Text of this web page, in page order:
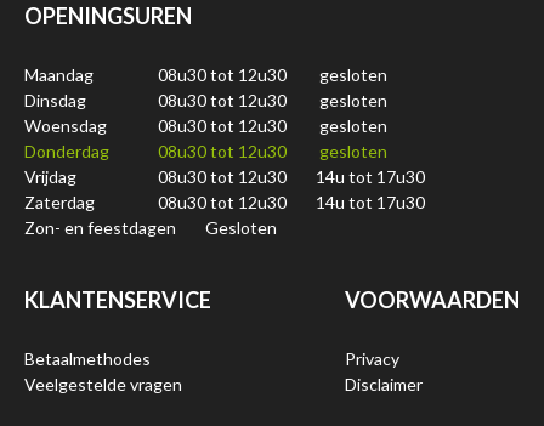
OPENINGSUREN
Maandag 08u30 tot 12u30
gesloten
Dinsdag
08u30 tot 12u30
gesloten
Woensdag
08u30 tot 12u30
gesloten
Donderdag
08u30 tot 12u30
gesloten
Vrijdag
08u30 tot 12u30
14u tot 17u30
Zaterdag
08u30 tot 12u30
14u tot 17u30
Zon- en feestdagen
Gesloten
KLANTENSERVICE
Betaalmethodes
Veelgestelde vragen
VOORWAARDEN
Privacy
Disclaimer